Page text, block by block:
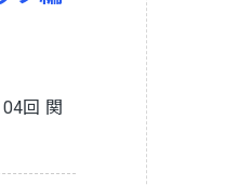
回 関